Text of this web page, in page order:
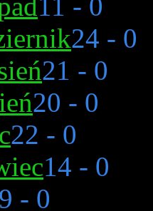
24 - 0
21 - 0
20 - 0
22 - 0
14 - 0
- 0